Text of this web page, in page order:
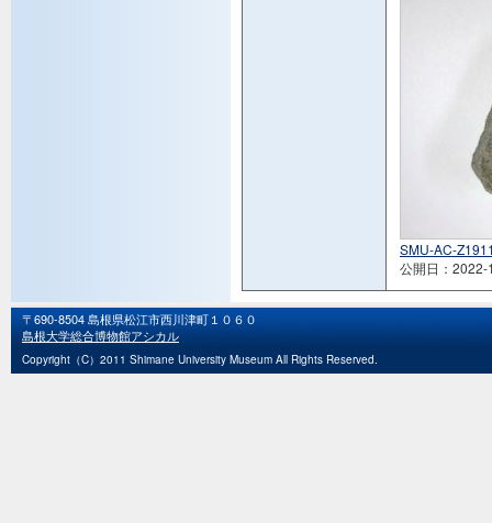
SMU-AC-
公開日：2022-
〒690-8504 島根県松江市西川津町１０６０
島根大学総合博物館アシカル
Copyright（C）2011 Shimane University Museum All Rights Reserved.